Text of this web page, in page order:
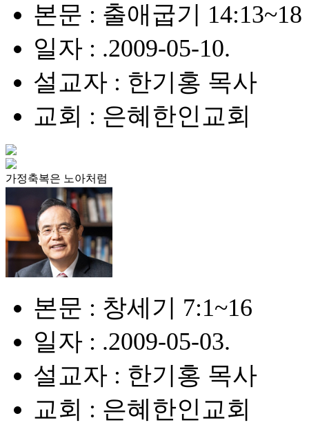
본문 : 출애굽기 14:13~18
일자 : .2009-05-10.
설교자 : 한기홍 목사
교회 : 은혜한인교회
가정축복은 노아처럼
본문 : 창세기 7:1~16
일자 : .2009-05-03.
설교자 : 한기홍 목사
교회 : 은혜한인교회